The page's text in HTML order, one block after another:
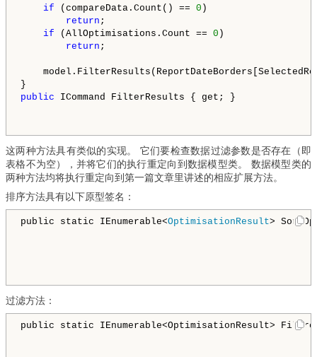
if (compareData.Count() == 0 )
return ;
if (AllOptimisations.Count == 0 )
return ;
public ICommand FilterResults { get; }
这两种方法具有类似的实现。 它们要检查数据过滤参数是否存在（即
表格不为空），并将它们的执行重定向到数据模型类。 数据模型类的
两种方法均将执行重定向到第一篇文章里讲述的相应扩展方法。
排序方法具有以下原型签名：
public static IEnumerable<OptimisationResult>
过滤方法：
public static IEnumerable<OptimisationResult>